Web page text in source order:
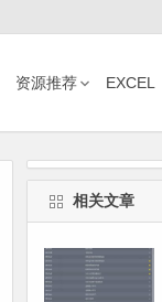
资源推荐 EXCEL
相关文章